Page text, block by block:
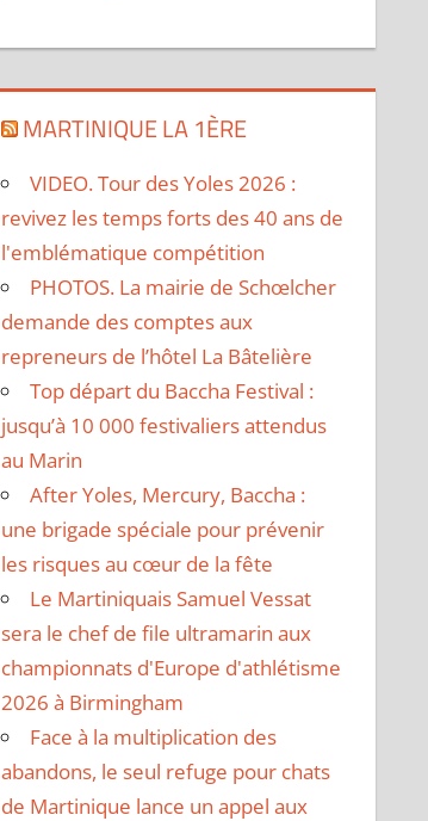
MARTINIQUE LA 1ÈRE
VIDEO. Tour des Yoles 2026 :
revivez les temps forts des 40 ans de
l'emblématique compétition
PHOTOS. La mairie de Schœlcher
demande des comptes aux
repreneurs de l’hôtel La Bâtelière
Top départ du Baccha Festival :
jusqu’à 10 000 festivaliers attendus
au Marin
After Yoles, Mercury, Baccha :
une brigade spéciale pour prévenir
les risques au cœur de la fête
Le Martiniquais Samuel Vessat
sera le chef de file ultramarin aux
championnats d'Europe d'athlétisme
2026 à Birmingham
Face à la multiplication des
abandons, le seul refuge pour chats
de Martinique lance un appel aux